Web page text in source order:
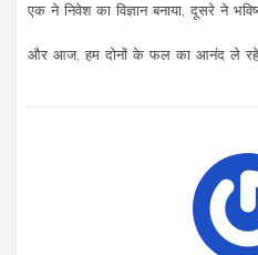
एक ने निवेश का विज्ञान बनाया, दूसरे ने
और आज, हम दोनों के फल का आनंद ले